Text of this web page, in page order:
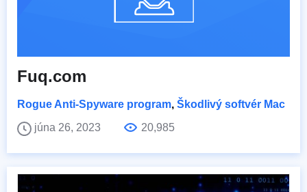
Fuq.com
Rogue Anti-Spyware program, Škodlivý softvér Mac
júna 26, 2023
20,985